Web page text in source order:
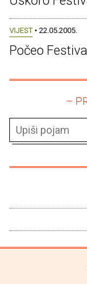
VIJEST • 22.05.2005.
Počeo
–